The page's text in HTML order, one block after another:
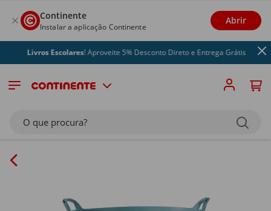
Continente
Instalar a aplicação Continente
Abrir
Livros Escolares! Aproveite 5% Desconto Direto e Entrega Grátis
O que procura?